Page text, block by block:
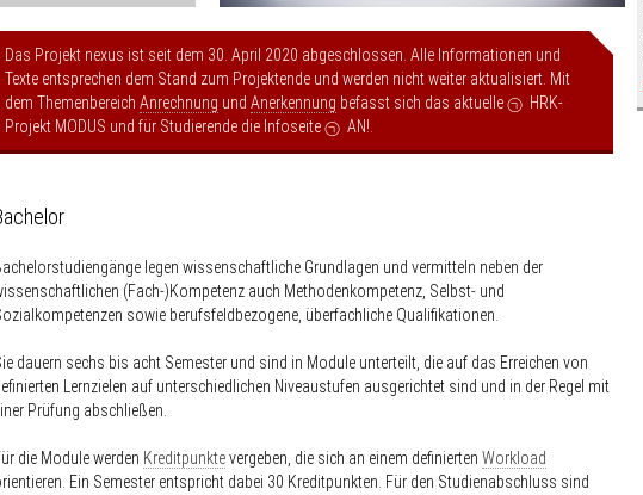
Das Projekt nexus ist seit dem 30. April 2020 abgeschlossen. Alle Informationen und
Texte entsprechen dem Stand zum Projektende und werden nicht weiter aktualisiert. Mit
dem Themenbereich Anrechnung und Anerkennung befasst sich das aktuelle
HRK-
Projekt MODUS und für Studierende die Infoseite AN!
legen wissenschaftliche Grundlagen und vermitteln neben der
(Fach-)Kompetenz auch Methodenkompetenz, Selbst- und
sowie berufsfeldbezogene, überfachliche Qualifikationen.
dauern sechs bis acht Semester und sind in Module unterteilt, die auf das Erreichen von
Lernzielen auf unterschiedlichen Niveaustufen ausgerichtet sind und in der Regel mit
Prüfung abschließen.
die Module werden Kreditpunktevergeben, die sich an einem definierten Workload
Ein Semester entspricht dabei 30 Kreditpunkten. Für den Studienabschluss sind